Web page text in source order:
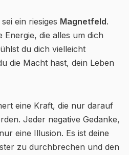
ein riesiges Magnetfeld.
Energie, die alles um dich
du dich vielleicht
die Macht hast, dein Leben
eine Kraft, die nur darauf
Jeder negative Gedanke,
eine Illusion. Es ist deine
zu durchbrechen und den